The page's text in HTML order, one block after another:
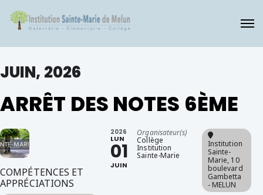
JUIN, 2026
ARRÊT DES NOTES 6ÈME
COMPÉTENCES ET
APPRÉCIATIONS
2026
LUN
01
JUIN
Organisateur(s)
Collège
Institution
Sainte-Marie
Institution
Sainte-
Marie, 10
boulevard
Gambetta
- MELUN